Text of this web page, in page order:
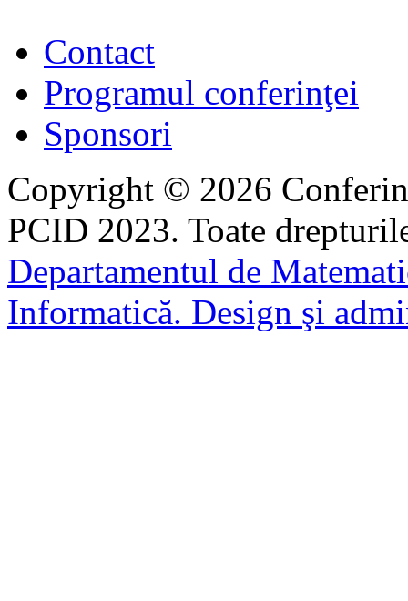
Contact
Programul conferinţei
Sponsori
Copyright © 2026
PCID 2023. Toate
Departamentul de
Informatică. Design şi